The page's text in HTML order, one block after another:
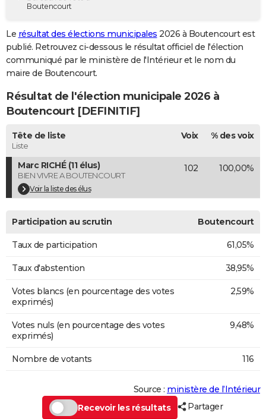
Destinations
City break
Voyage nature
Voyage de noces
Forum
GUIDES D'ACHAT
BONS PLANS
Carte de Noël
Carte Bonne année
Carte Saint-Valentin
Carte Pâques
Carte d'anniversaire
DICTIONNAIRE
Dictionnaire
Biographies
Citations
Expressions
Proverbes
PROGRAMME TV
COPAINS D'AVANT
S'inscrire
Se connecter
Lycées
Collèges
Primaires
Universités
Entreprises
Service militaire
Avis de recherche
AVIS DE DÉCÈS
Bricolage
Television
Boutencourt
Le résultat des élections municipales 2026 à Boutencourt est
publié. Retrouvez ci-dessous le résultat officiel de l'élection
communiqué par le ministère de l'Intérieur et le nom du
maire de Boutencourt.
Résultat de l'élection municipale 2026 à
Boutencourt [DEFINITIF]
Tête de liste
Liste
Voix % des voix
Marc RICHÉ (11 élus)
BIEN VIVRE A BOUTENCOURT
Voir la liste des élus
102 100,00%
Participation au scrutin Boutencourt
Taux de participation 61,05%
Taux d'abstention 38,95%
Votes blancs (en pourcentage des votes
exprimés)
2,59%
Votes nuls (en pourcentage des votes
exprimés)
9,48%
Nombre de votants 116
Source : ministère de l’Intérieur
Recevoir les résultats
Partager